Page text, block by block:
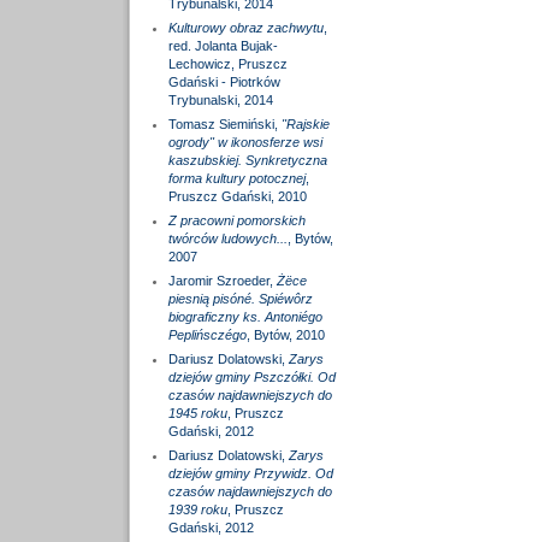
Trybunalski, 2014
Kulturowy obraz zachwytu,
red. Jolanta Bujak-
Lechowicz, Pruszcz
Gdański - Piotrków
Trybunalski, 2014
Tomasz Siemiński, "Rajskie
ogrody" w ikonosferze wsi
kaszubskiej. Synkretyczna
forma kultury potocznej,
Pruszcz Gdański, 2010
Z pracowni pomorskich
twórców ludowych...
, Bytów,
2007
Jaromir Szroeder, Żëce
piesnią pisóné. Spiéwôrz
biograficzny ks. Antoniégo
Peplińsczégo, Bytów, 2010
Dariusz Dolatowski, Zarys
dziejów gminy Pszczółki. Od
czasów najdawniejszych do
1945 roku, Pruszcz
Gdański, 2012
Dariusz Dolatowski, Zarys
dziejów gminy Przywidz. Od
czasów najdawniejszych do
1939 roku, Pruszcz
Gdański, 2012